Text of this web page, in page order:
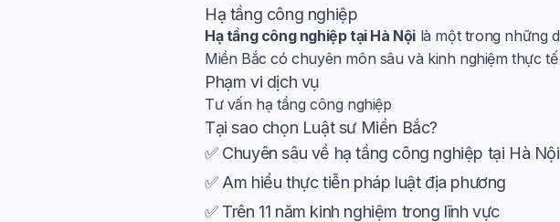
Hạ tầng công nghiệp
Hạ tầng công nghiệp tại Hà Nội là một trong những
Miền Bắc có chuyên môn sâu và kinh nghiệm thực
Phạm vi dịch vụ
Tư vấn hạ tầng công nghiệp
Tại sao chọn Luật sư Miền Bắc?
✅ Chuyên sâu về hạ tầng công nghiệp tại Hà Nội
✅ Am hiểu thực tiễn pháp luật địa phương
✅ Trên 11 năm kinh nghiệm trong lĩnh vực